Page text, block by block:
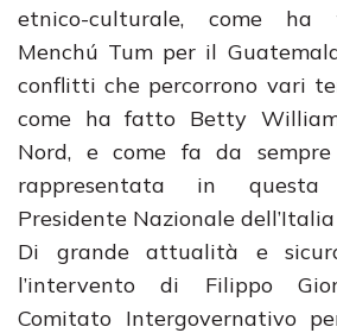
etnico-culturale, come ha
Menchú Tum per il
conflitti che percorrono vari
come ha fatto Betty
Nord, e come fa da sempre
rappresentata in questa
Presidente Nazionale
Di grande attualità e
l’intervento di Filippo
Comitato Intergovernativo